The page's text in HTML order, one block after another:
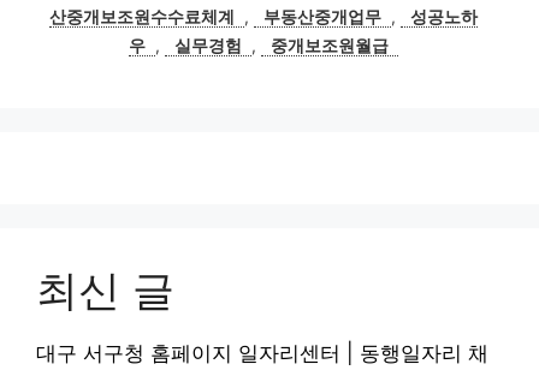
산중개보조원수수료체계
, 부동산중개업무 ,
성공노하
우 , 실무경험 , 중개보조원월급
최신 글
대구 서구청 홈페이지 일자리센터 | 동행일자리 채